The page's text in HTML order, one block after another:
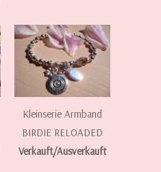
Kleinserie Armband
BIRDIE RELOADED
Verkauft/Ausverkauft